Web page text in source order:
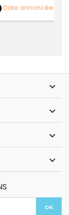
Date annoncée



